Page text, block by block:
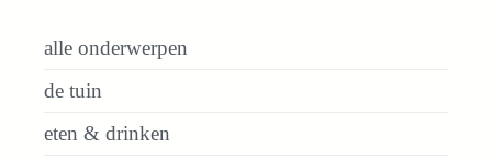
alle onderwerpen
de tuin
eten & drinken